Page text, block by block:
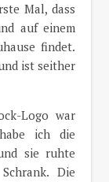
Mal, dass
auf einem
findet.
ist seither
Logo war
ich die
sie ruhte
Die